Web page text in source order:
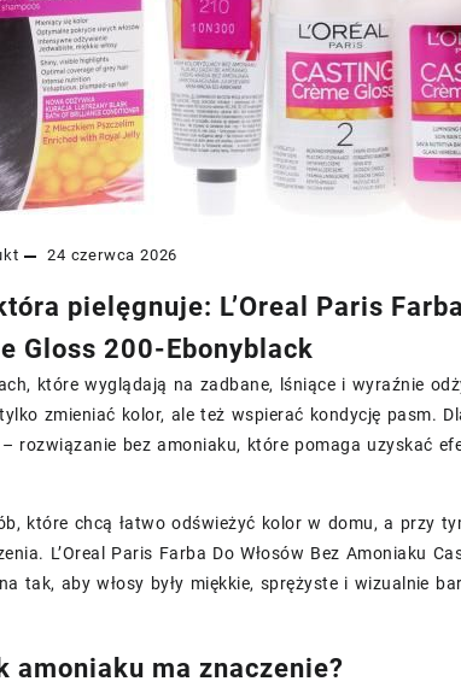
24 czerwca 2026
pielęgnuje: L’Oreal Paris
Gloss 200-Ebonyblack
które wyglądają na zadbane, lśniące i wyraźnie
zmieniać kolor, ale też wspierać kondycję pasm.
rozwiązanie bez amoniaku, które pomaga uzyskać
które chcą łatwo odświeżyć kolor w domu, a przy
L’Oreal Paris Farba Do Włosów Bez Amoniaku
tak, aby włosy były miękkie, sprężyste i wizualnie
amoniaku ma znaczenie?